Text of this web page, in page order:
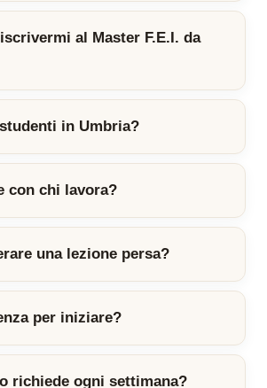
al Master F.E.I. da
in Umbria?
con chi lavora?
una lezione persa?
per iniziare?
richiede ogni settimana?